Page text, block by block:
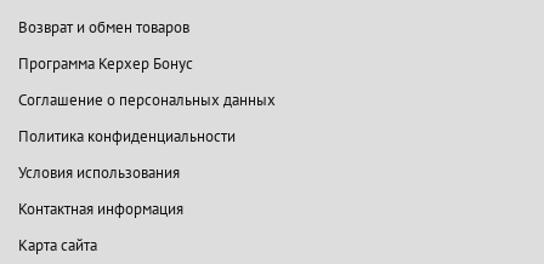
Возврат и обмен товаров
Программа Керхер Бонус
Соглашение о персональных данных
Политика конфиденциальности
Условия использования
Контактная информация
Карта сайта